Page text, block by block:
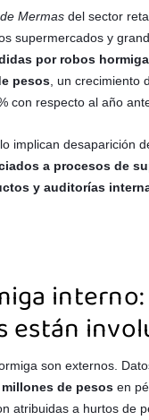
Mermasdel sector
supermercados y
por robos
pesos, un crecimiento
con respecto al año
implican desaparición
a procesos de
y auditorías
están
son externos.
millones de pesos en
atribuidas a hurtos de